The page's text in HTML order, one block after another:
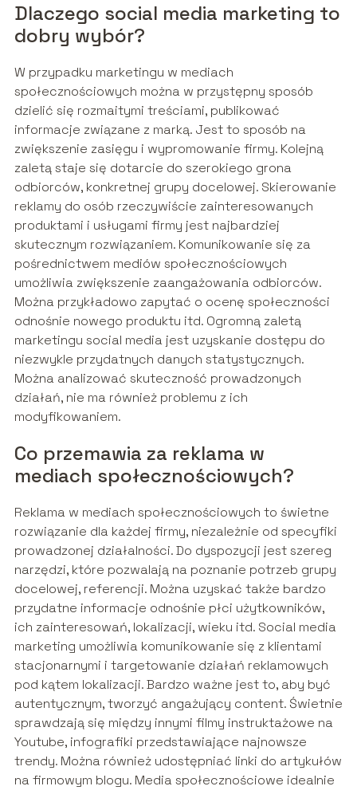
Dlaczego social media marketing to
dobry wybór?
W przypadku marketingu w mediach
społecznościowych można w przystępny sposób
dzielić się rozmaitymi treściami, publikować
informacje związane z marką. Jest to sposób na
zwiększenie zasięgu i wypromowanie firmy. Kolejną
zaletą staje się dotarcie do szerokiego grona
odbiorców, konkretnej grupy docelowej. Skierowanie
reklamy do osób rzeczywiście zainteresowanych
produktami i usługami firmy jest najbardziej
skutecznym rozwiązaniem. Komunikowanie się za
pośrednictwem mediów społecznościowych
umożliwia zwiększenie zaangażowania odbiorców.
Można przykładowo zapytać o ocenę społeczności
odnośnie nowego produktu itd. Ogromną zaletą
marketingu social media jest uzyskanie dostępu do
niezwykle przydatnych danych statystycznych.
Można analizować skuteczność prowadzonych
działań, nie ma również problemu z ich
modyfikowaniem.
Co przemawia za reklama w
mediach społecznościowych?
Reklama w mediach społecznościowych to świetne
rozwiązanie dla każdej firmy, niezależnie od specyfiki
prowadzonej działalności. Do dyspozycji jest szereg
narzędzi, które pozwalają na poznanie potrzeb grupy
docelowej, referencji. Można uzyskać także bardzo
przydatne informacje odnośnie płci użytkowników,
ich zainteresowań, lokalizacji, wieku itd. Social media
marketing umożliwia komunikowanie się z klientami
stacjonarnymi i targetowanie działań reklamowych
pod kątem lokalizacji. Bardzo ważne jest to, aby być
autentycznym, tworzyć angażujący content. Świetnie
sprawdzają się między innymi filmy instruktażowe na
Youtube, infografiki przedstawiające najnowsze
trendy. Można również udostępniać linki do artykułów
na firmowym blogu. Media społecznościowe idealnie